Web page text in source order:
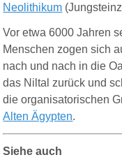
Neolithikum
Vor etwa 6000 Jahren
Menschen zogen sich
nach und nach in die
das Niltal zurück und
die organisatorischen
Alten Ägypten.
Siehe auch